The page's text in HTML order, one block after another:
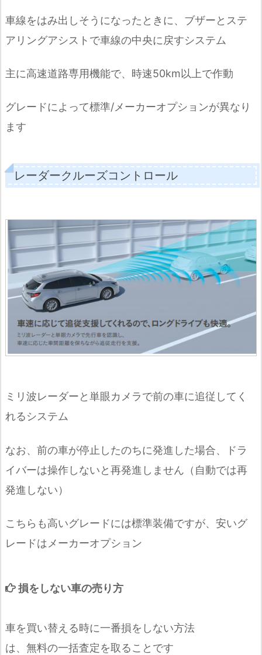
車線をはみ出しそうになったときに、ブザーとステ
アリングアシストで車線の中央に戻すシステム
主に高速道路専用機能で、時速50km以上で作動
グレードによって標準/メーカーオプションが異なり
ます
レーダークルーズコントロール
ミリ波レーダーと単眼カメラで前の車に追従してく
れるシステム
なお、前の車が停止したのちに発進した場合、ドラ
イバーは操作しないと再発進しません（自動では再
発進しない）
こちらも高いグレードには標準装備ですが、安いグ
レードはメーカーオプション
損をしない車の売り方
車を買い替える時に一番損をしない方法
は、無料の一括査定を取ることです